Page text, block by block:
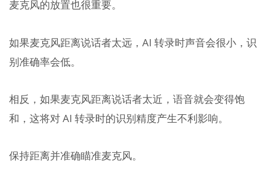
麦克风的放置也很重要。
如果麦克风距离说话者太远，AI 转录时声音会很小，识
别准确率会低。
相反，如果麦克风距离说话者太近，语音就会变得饱
和，这将对 AI 转录时的识别精度产生不利影响。
保持距离并准确瞄准麦克风。